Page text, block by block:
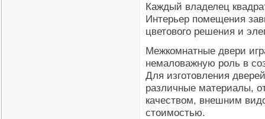
Каждый владелец
Интерьер помещения
цветового решения и
Межкомнатные двери
немаловажную роль в
Для изготовления
различные материалы,
качеством, внешним
стоимостью.